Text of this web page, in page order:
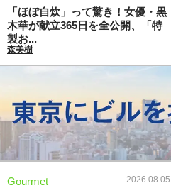
「ほぼ自炊」って驚き！女優・黒
木華が献立365日を全公開、「特
製お...
森美樹
Gourmet 2026.08.05